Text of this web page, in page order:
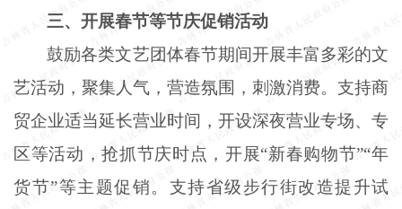
三、开展春节等节庆促销活动
鼓励各类文艺团体春节期间开展丰富多彩的文
艺活动，聚集人气，营造氛围，刺激消费。支持商
贸企业适当延长营业时间，开设深夜营业专场、专
区等活动，抢抓节庆时点，开展“新春购物节”“年
货节”等主题促销。支持省级步行街改造提升试